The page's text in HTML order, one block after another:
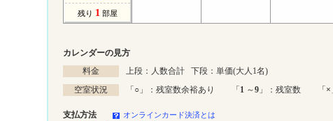
残り 1 部屋
カレンダーの見方
料金
上段：人数合計 下段：単価(大人1名)
空室状況
「○ 」：残室数余裕あり 「1 ～9 」：残室数 「×
支払方法 オンラインカード決済とは